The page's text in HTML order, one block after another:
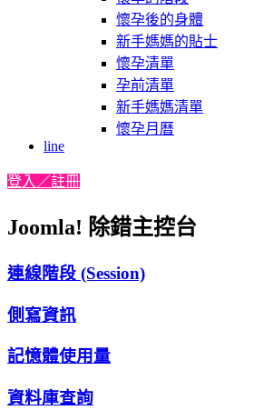
懷孕後的身體
新手媽媽的貼士
懷孕清單
孕前清單
新手媽媽清單
懷孕月曆
line
登入／註冊
Joomla! 除錯主控台
連線階段 (Session)
側寫資訊
記憶體使用量
資料庫查詢